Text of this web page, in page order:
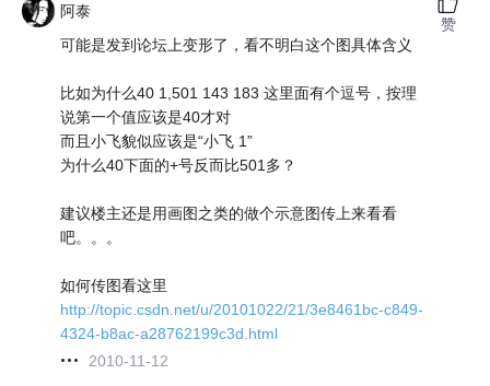
阿泰
可能是发到论坛上变形了，看不明白这个图具体含义
比如为什么40 1,501 143 183 这里面有个逗号，按理
说第一个值应该是40才对
而且小飞貌似应该是“小飞 1”
为什么40下面的+号反而比501多？
建议楼主还是用画图之类的做个示意图传上来看看
吧。。。
如何传图看这里
http://topic.csdn.net/u/20101022/21/3e8461bc-c849-
4324-b8ac-a28762199c3d.html
2010-11-12
赞